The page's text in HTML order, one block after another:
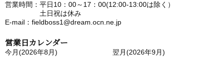
営業時間：平日10：00～17：00(12:00-13:00は除く）
土日祝は休み
E-mail：fieldboss1@dream.ocn.ne.jp
営業日カレンダー
今月(2026年8月)
翌月(2026年9月)